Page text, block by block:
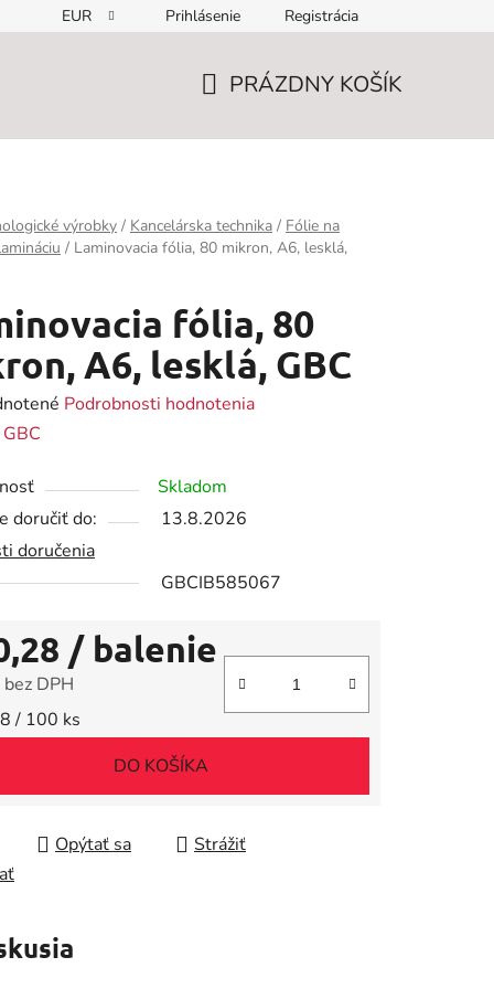
EUR Prihlásenie Registrácia
PRÁZDNY KOŠÍK
výrobky / Kancelárska technika / Fólie na
/ Laminovacia fólia, 80 mikron, A6, lesklá,
fólia, 80
A6, lesklá, GBC
Podrobnosti hodnotenia
GBC
Skladom
doručiť do:
13.8.2026
doručenia
GBCIB585067
/ balenie
DPH
cena:
/ 100 ks
DO KOŠÍKA
Opýtať sa
Strážiť